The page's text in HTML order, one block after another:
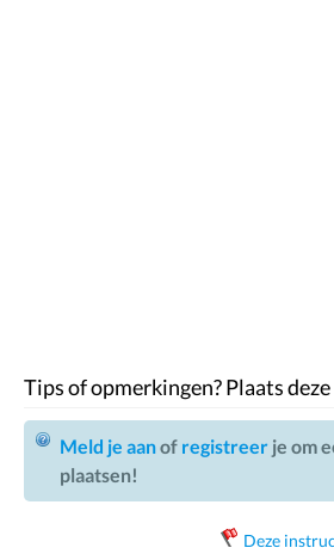
Tips of opmerkingen? Plaats
Meld je aanof registreer je om
plaatsen!
Deze